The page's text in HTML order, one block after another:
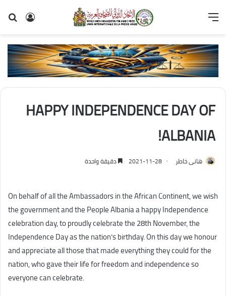
تسجيل
القائمة
HAPPY INDEPENDENCE DAY OF
ALBANIA!
هانى خاطر 2021-11-28 دقيقة واحدة
On behalf of all the Ambassadors in the African Continent, we wish
the government and the People Albania a happy Independence
celebration day, to proudly celebrate the 28th November, the
Independence Day as the nation’s birthday. On this day we honour
and appreciate all those that made everything they could for the
nation, who gave their life for freedom and independence so
everyone can celebrate.